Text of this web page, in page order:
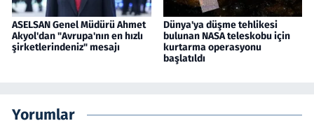
ASELSAN Genel Müdürü Ahmet
Akyol'dan "Avrupa'nın en hızlı
şirketlerindeniz" mesajı
Dünya'ya düşme tehlikesi
bulunan NASA teleskobu için
kurtarma operasyonu
başlatıldı
Yorumlar